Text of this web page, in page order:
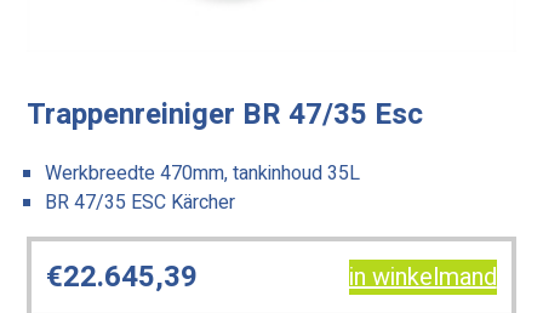
Trappenreiniger BR 47/35 Esc
Werkbreedte 470mm, tankinhoud 35L
BR 47/35 ESC Kärcher
€22.645,39 in winkelmand